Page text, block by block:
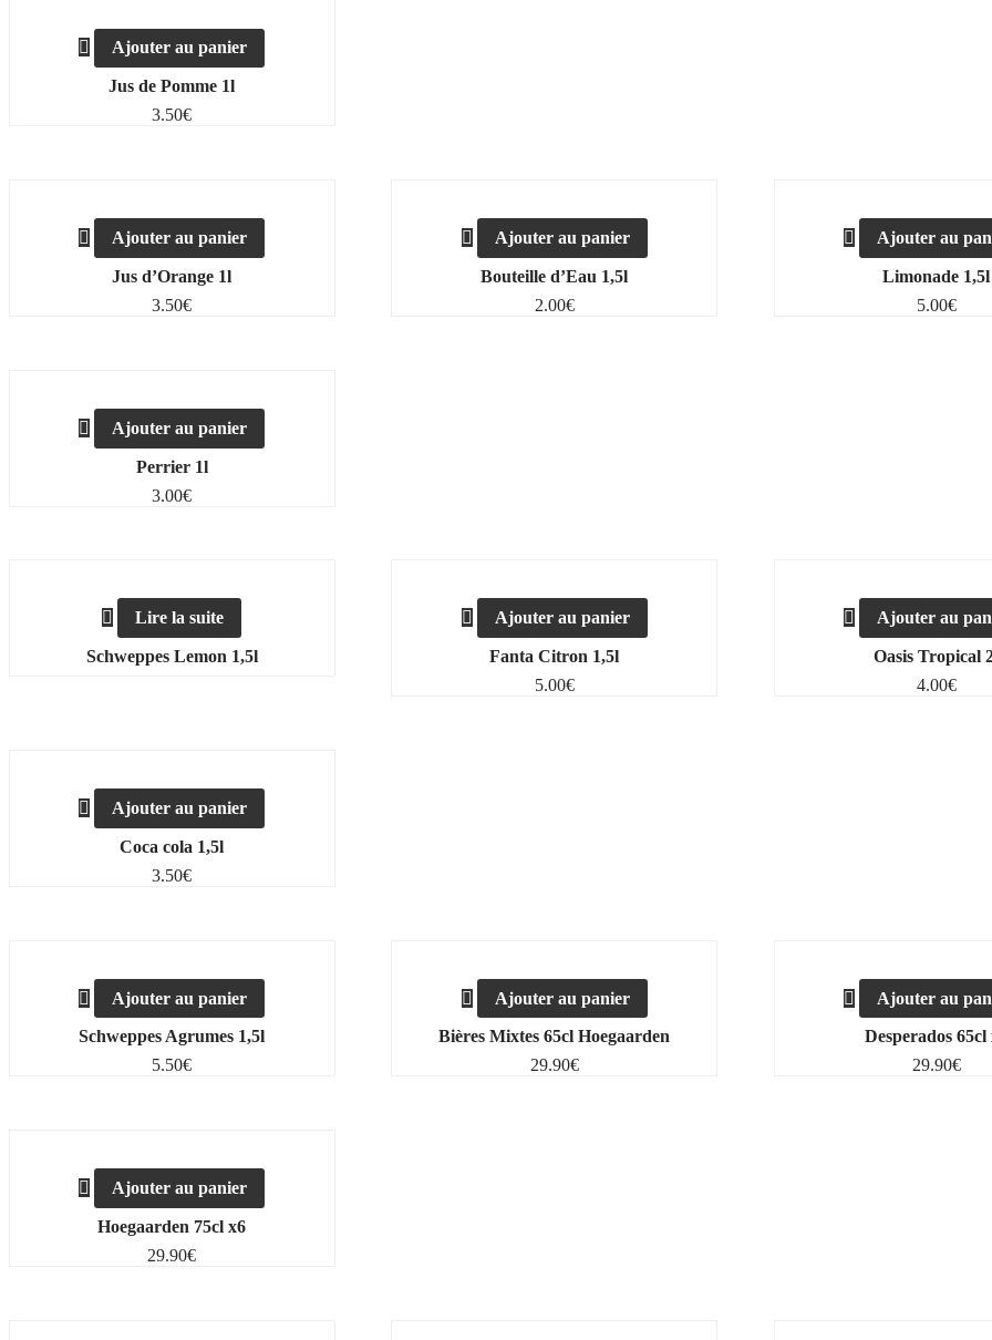
Ajouter au panier
Jus de Pomme 1l
3.50€
Ajouter au panier
Jus d’Orange 1l
3.50€
Ajouter au panier
Bouteille d’Eau 1,5l
2.00€
Ajouter au
Limonade 1,5l
5.00€
Ajouter au panier
Perrier 1l
3.00€
Lire la suite
Schweppes Lemon 1,5l
Ajouter au panier
Fanta Citron 1,5l
5.00€
Ajouter au
Oasis Tropical
4.00€
Ajouter au panier
Coca cola 1,5l
3.50€
Ajouter au panier
Schweppes Agrumes 1,5l
5.50€
Ajouter au panier
Bières Mixtes 65cl Hoegaarden
29.90€
Ajouter au
Desperados 65cl
29.90€
Ajouter au panier
Hoegaarden 75cl x6
29.90€